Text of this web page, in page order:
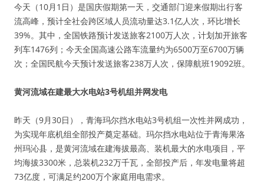
今天（10月1日）是国庆假期第一天，交通部门迎来假期出行客
流高峰，预计全社会跨区域人员流动量达3.1亿人次，环比增长
39%。其中，全国铁路预计发送旅客2100万人次，计划加开旅客
列车1476列；今天全国高速公路车流量约为6500万至6700万辆
次；全国民航今天预计发送旅客238万人次，保障航班19092班。
黄河流域在建最大水电站3号机组并网发电
昨天（9月30日），青海玛尔挡水电站3号机组一次性并网成功，
为实现年底机组全部投产奠定基础。玛尔挡水电站位于青海果洛
州玛沁县，是黄河流域在建海拔最高、装机最大的水电项目，平
均海拔3300米，总装机232万千瓦，全部投产后，年发电量将超
73亿度，可满足约200万个家庭用电需求。